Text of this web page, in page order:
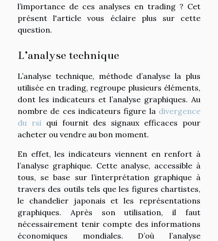
l’importance de ces analyses en trading ? Cet
présent l'article vous éclaire plus sur cette
question.
L’analyse technique
L’analyse technique, méthode d’analyse la plus
utilisée en trading, regroupe plusieurs éléments,
dont les indicateurs et l’analyse graphiques. Au
nombre de ces indicateurs figure la divergence
du rsi qui fournit des signaux efficaces pour
acheter ou vendre au bon moment.
En effet, les indicateurs viennent en renfort à
l’analyse graphique. Cette analyse, accessible à
tous, se base sur l’interprétation graphique à
travers des outils tels que les figures chartistes,
le chandelier japonais et les représentations
graphiques. Après son utilisation, il faut
nécessairement tenir compte des informations
économiques mondiales. D’où l’analyse